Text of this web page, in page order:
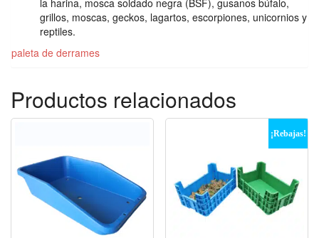
grillos, moscas, geckos, lagartos, escorpiones, unicornios y
reptiles.
paleta de derrames
Productos relacionados
¡Rebajas!